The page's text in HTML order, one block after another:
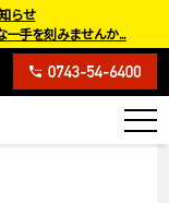
らせ
手を刻みませんか...